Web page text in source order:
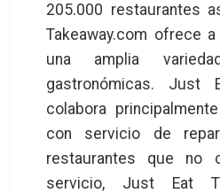
205.000 restaurantes
Takeaway.com ofrece
una amplia
gastronómicas. Just
colabora
con servicio de
restaurantes que no
servicio, Just Eat